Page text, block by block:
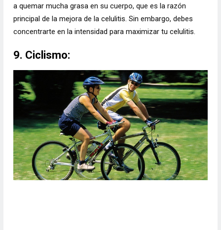
a quemar mucha grasa en su cuerpo, que es la razón
principal de la mejora de la celulitis. Sin embargo, debes
concentrarte en la intensidad para maximizar tu celulitis.
9. Ciclismo: